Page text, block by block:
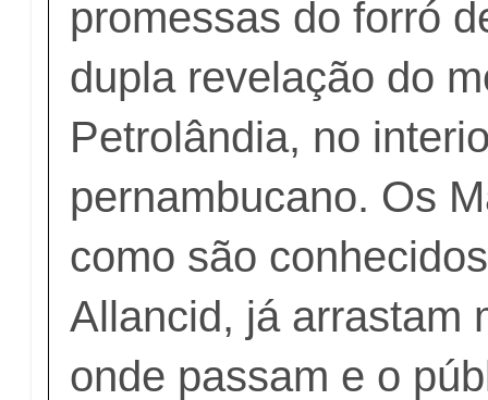
promessas do forró
dupla revelação do
Petrolândia, no
pernambucano. Os
como são
Allancid, já arrastam
onde passam e o